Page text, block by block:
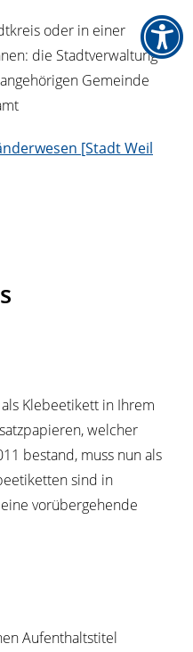
oder in einer
die Stadtverwaltung
Gemeinde
[Stadt Weil
Klebeetikett in Ihrem
welcher
bestand, muss nun als
sind in
vorübergehende
Aufenthaltstitel